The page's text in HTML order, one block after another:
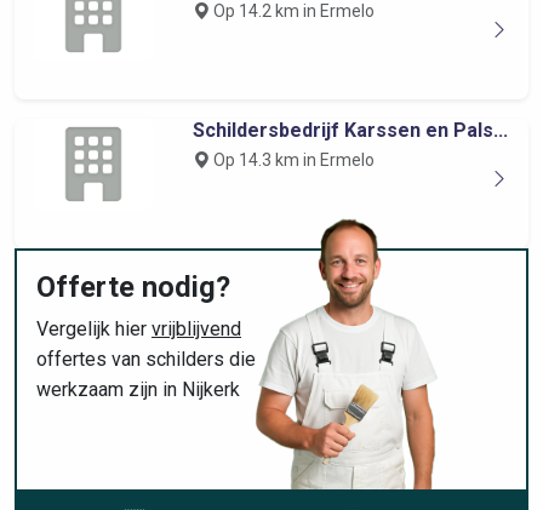
Op 14.2 km in Ermelo
Schildersbedrijf Karssen en Pals...
Op 14.3 km in Ermelo
Offerte nodig?
Vergelijk hier vrijblijvend
offertes van schilders die
werkzaam zijn in Nijkerk